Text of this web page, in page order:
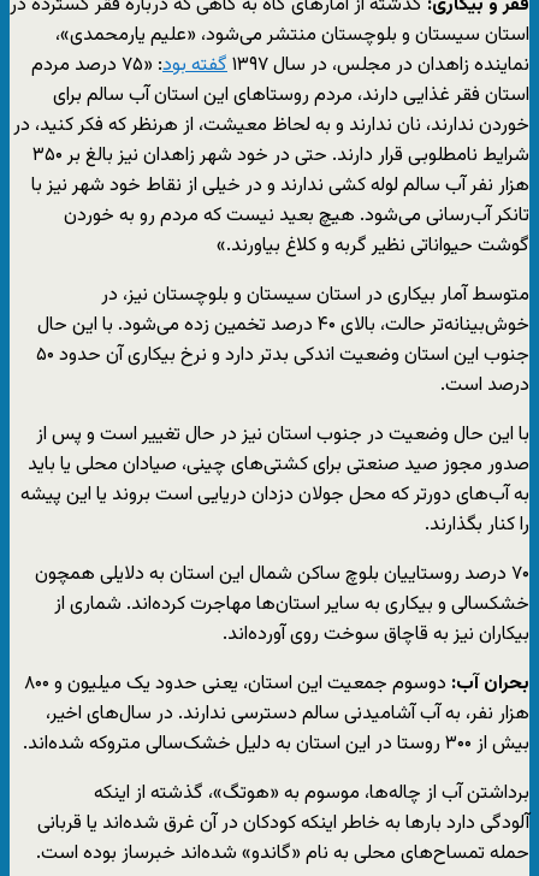
استان سیستان و بلوچستان منتشر می‌شود، «علیم یارمحمدی»،
نماینده زاهدان در مجلس، در سال ۱۳۹۷
گفته بود
: «۷۵ درصد مردم
استان فقر غذایی دارند، مردم روستاهای این استان آب سالم برای
خوردن ندارند، نان ندارند و به لحاظ معیشت، از هرنظر که فکر کنید، در
شرایط نامطلوبی قرار دارند. حتی در خود شهر زاهدان نیز بالغ بر ۳۵۰
هزار نفر آب سالم لوله کشی ندارند و در خیلی از نقاط خود شهر نیز با
تانکر آب‌رسانی می‌شود. هیچ بعید نیست که مردم رو به خوردن
گوشت حیواناتی نظیر گربه و کلاغ بیاورند.»
متوسط آمار بیکاری در استان سیستان و بلوچستان نیز، در
خوش‌بینانه‌تر حالت، بالای ۴۰ درصد تخمین زده می‌شود. با این حال
جنوب این استان وضعیت اندکی بدتر دارد و نرخ بیکاری آن حدود ۵۰
درصد است.
با این حال وضعیت در جنوب استان نیز در حال تغییر است و پس از
صدور مجوز صید صنعتی برای کشتی‌های چینی، صیادان محلی یا باید
به آب‌های دورتر که محل جولان دزدان دریایی است بروند یا این پیشه
را کنار بگذارند.
۷۰ درصد روستاییان بلوچ‌ ساکن شمال این استان به دلایلی همچون
خشکسالی و بیکاری به سایر استان‌ها مهاجرت کرده‌اند. شماری از
بیکاران نیز به قاچاق سوخت روی آورده‌اند.
بحران آب:
دوسوم جمعیت این استان، یعنی حدود یک میلیون و ۸۰۰
هزار نفر، به آب آشامیدنی سالم دسترسی ندارند. در سال‌های اخیر،
بیش از ۳۰۰ روستا در این استان به دلیل خشک‌سالی متروکه شده‌اند.
برداشتن آب از چاله‌ها، موسوم به «هوتگ»، گذشته از اینکه
آلودگی دارد بارها به خاطر اینکه کودکان در آن غرق شده‌اند یا قربانی
حمله تمساح‌های محلی به نام «گاندو» شده‌اند خبرساز بوده است.